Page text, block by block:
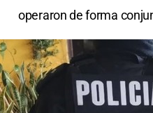
operaron de forma